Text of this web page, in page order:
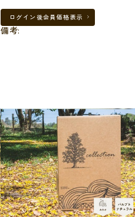
ログイン後会員価格表示
備考: